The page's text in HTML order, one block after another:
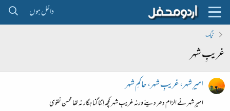
داخل ہوں
ٹیگ
غریبِ شہر
امیرِ شہر، غریبِ شہر، حاکمِ شہر
امیرِ شہر نے الزام دھر دیئے ورنہ غریبِ شہر کچھ اِتنا گناہگار نہ تھا محسن نقوی